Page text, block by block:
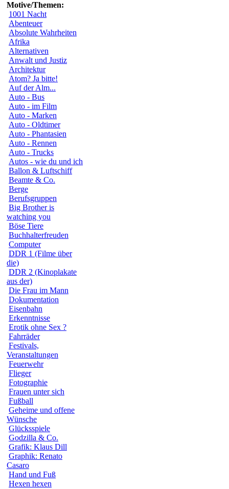
Motive/Themen:
1001 Nacht
Abenteuer
Absolute Wahrheiten
Afrika
Alternativen
Anwalt und Justiz
Architektur
Atom? Ja bitte!
Auf der Alm...
Auto - Bus
Auto - im Film
Auto - Marken
Auto - Oldtimer
Auto - Phantasien
Auto - Rennen
Auto - Trucks
Autos - wie du und ich
Ballon & Luftschiff
Beamte & Co.
Berge
Berufsgruppen
Big Brother is
watching you
Böse Tiere
Buchhalterfreuden
Computer
DDR 1 (Filme über
die)
DDR 2 (Kinoplakate
aus der)
Die Frau im Mann
Dokumentation
Eisenbahn
Erkenntnisse
Erotik ohne Sex ?
Fahrräder
Festivals,
Veranstaltungen
Feuerwehr
Flieger
Fotographie
Frauen unter sich
Fußball
Geheime und offene
Wünsche
Glücksspiele
Godzilla & Co.
Grafik: Klaus Dill
Graphik: Renato
Casaro
Hand und Fuß
Hexen hexen